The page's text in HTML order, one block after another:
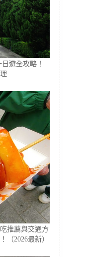
遊全攻略！
推薦與交通方
（2026最新）